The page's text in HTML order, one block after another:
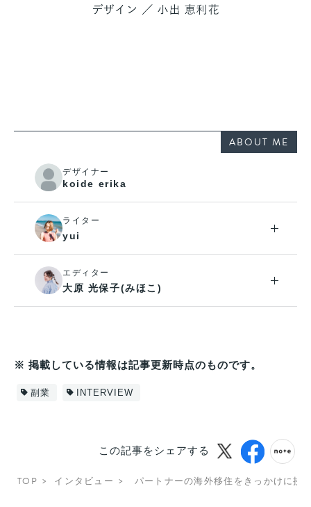
ABOUT ME
デザイナー
koide erika
ライター
yui
エディター
大原 光保子(みほこ)
※ 掲載している情報は記事更新時点のものです。
副業 INTERVIEW
この記事をシェアする
TOP インタビュー パートナーの海外移住をきっかけに接